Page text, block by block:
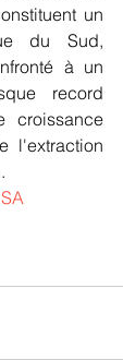
un
du Sud,
à un
record
croissance
l'extraction